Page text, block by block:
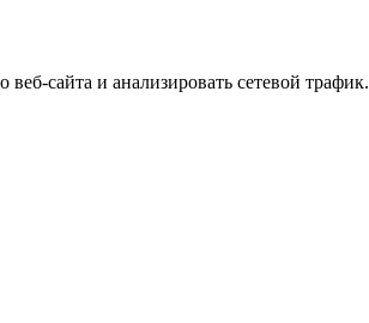
сайта и анализировать сетевой трафик.